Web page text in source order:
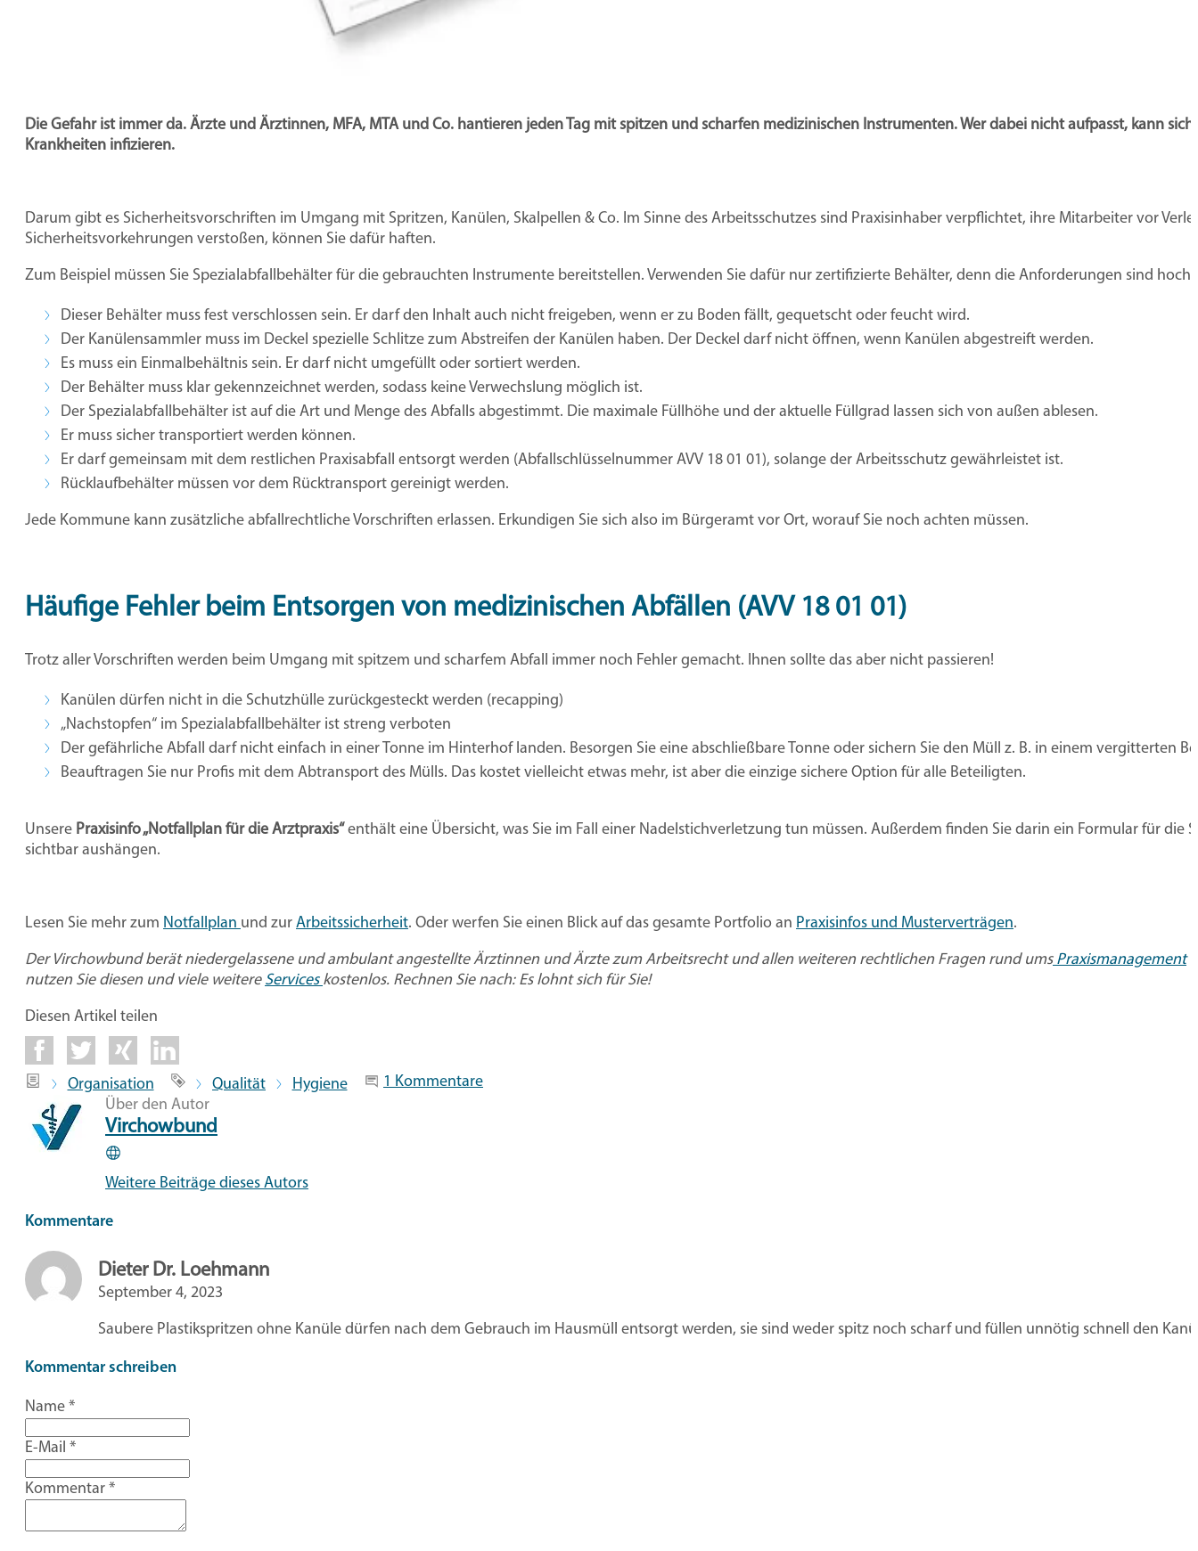
Die Gefahr ist immer da. Ärzte und Ärztinnen, MFA, MTA und Co. hantieren jeden Tag mit spitzen und scharfen medizinischen Instrumenten. Wer dabei nicht aufpasst, kann
Krankheiten infizieren.
Darum gibt es Sicherheitsvorschriften im Umgang mit Spritzen, Kanülen, Skalpellen & Co. Im Sinne des Arbeitsschutzes sind Praxisinhaber verpflichtet, ihre Mitarbeiter vor
Sicherheitsvorkehrungen verstoßen, können Sie dafür haften.
Zum Beispiel müssen Sie Spezialabfallbehälter für die gebrauchten Instrumente bereitstellen. Verwenden Sie dafür nur zertifizierte Behälter, denn die Anforderungen sind hoch:
Dieser Behälter muss fest verschlossen sein. Er darf den Inhalt auch nicht freigeben, wenn er zu Boden fällt, gequetscht oder feucht wird.
Der Kanülensammler muss im Deckel spezielle Schlitze zum Abstreifen der Kanülen haben. Der Deckel darf nicht öffnen, wenn Kanülen abgestreift werden.
Es muss ein Einmalbehältnis sein. Er darf nicht umgefüllt oder sortiert werden.
Der Behälter muss klar gekennzeichnet werden, sodass keine Verwechslung möglich ist.
Der Spezialabfallbehälter ist auf die Art und Menge des Abfalls abgestimmt. Die maximale Füllhöhe und der aktuelle Füllgrad lassen sich von außen ablesen.
Er muss sicher transportiert werden können.
Er darf gemeinsam mit dem restlichen Praxisabfall entsorgt werden (Abfallschlüsselnummer AVV 18 01 01), solange der Arbeitsschutz gewährleistet ist.
Rücklaufbehälter müssen vor dem Rücktransport gereinigt werden.
Jede Kommune kann zusätzliche abfallrechtliche Vorschriften erlassen. Erkundigen Sie sich also im Bürgeramt vor Ort, worauf Sie noch achten müssen.
Häufige Fehler beim Entsorgen von medizinischen Abfällen (AVV 18 01 01)
Trotz aller Vorschriften werden beim Umgang mit spitzem und scharfem Abfall immer noch Fehler gemacht. Ihnen sollte das aber nicht passieren!
Kanülen dürfen nicht in die Schutzhülle zurückgesteckt werden (recapping)
„Nachstopfen“ im Spezialabfallbehälter ist streng verboten
Der gefährliche Abfall darf nicht einfach in einer Tonne im Hinterhof landen. Besorgen Sie eine abschließbare Tonne oder sichern Sie den Müll z. B. in einem vergitterten
Beauftragen Sie nur Profis mit dem Abtransport des Mülls. Das kostet vielleicht etwas mehr, ist aber die einzige sichere Option für alle Beteiligten.
Unsere Praxisinfo „Notfallplan für die Arztpraxis“enthält eine Übersicht, was Sie im Fall einer Nadelstichverletzung tun müssen. Außerdem finden Sie darin ein Formular für
sichtbar aushängen.
Lesen Sie mehr zum Notfallplan und zur Arbeitssicherheit. Oder werfen Sie einen Blick auf das gesamte Portfolio an Praxisinfos und Musterverträgen.
Der Virchowbund berät niedergelassene und ambulant angestellte Ärztinnen und Ärzte zum Arbeitsrecht und allen weiteren rechtlichen Fragen rund umsPraxismanagement
nutzen Sie diesen und viele weitere Services kostenlos. Rechnen Sie nach: Es lohnt sich für Sie!
Diesen Artikel teilen
Category
Organisation TagsQualität Hygiene Join the Conversation
1 Kommentare
Über den Autor
Virchowbund
Website
Weitere Beiträge dieses Autors
Kommentare
Dieter Dr. Loehmann
September 4, 2023
Saubere Plastikspritzen ohne Kanüle dürfen nach dem Gebrauch im Hausmüll entsorgt werden, sie sind weder spitz noch scharf und füllen unnötig schnell den
Kommentar schreiben
Name *
E-Mail *
Kommentar *